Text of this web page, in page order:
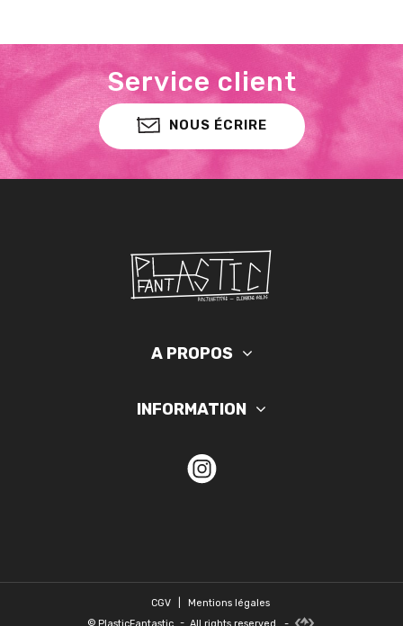
Service client
NOUS ÉCRIRE
A PROPOS
INFORMATION
CGV
Mentions légales
© PlasticFantastic - All rights reserved. -